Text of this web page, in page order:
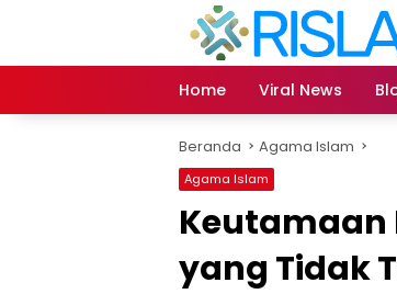
Home Viral News
Beranda Agama Islam
Agama Islam
Keutamaan
yang Tidak